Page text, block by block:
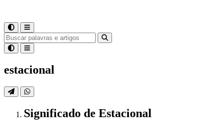
estacional
Significado de Estacional